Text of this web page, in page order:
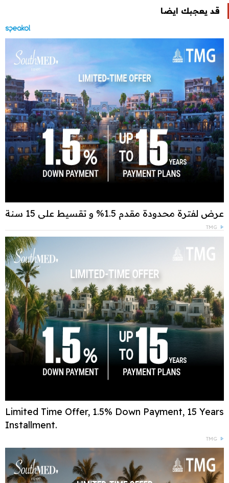
قد يعجبك ايضا
عرض لفترة محدودة مقدم 1.5% و تقسيط علي 15 سنة
TMG
Limited Time Offer, 1.5% Down Payment, 15 Years
Installment.
TMG